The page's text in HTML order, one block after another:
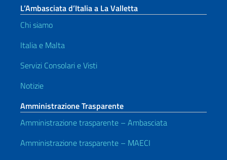
L’Ambasciata d’Italia a La Valletta
Chi siamo
Italia e Malta
Servizi Consolari e Visti
Notizie
Amministrazione Trasparente
Amministrazione trasparente – Ambasciata
Amministrazione trasparente – MAECI